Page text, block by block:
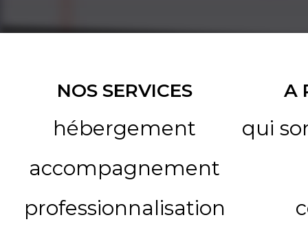
NOS SERVICES
hébergement
accompagnement
professionnalisation
A
qui